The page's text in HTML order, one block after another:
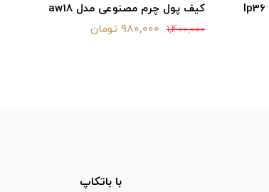
کیف پول چرم مصنوعی مدل aw18
1,400,000 980,000 تومان
با باتکاپ